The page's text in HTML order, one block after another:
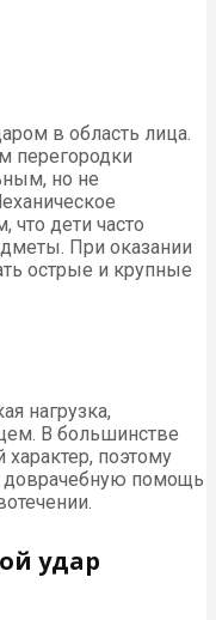
в область лица.
перегородки
но не
что дети часто
При оказании
острые и крупные
нагрузка,
В большинстве
поэтому
доврачебную помощь
удар